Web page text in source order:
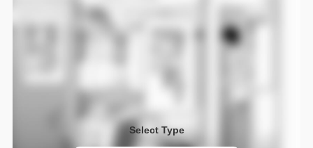
Select Type